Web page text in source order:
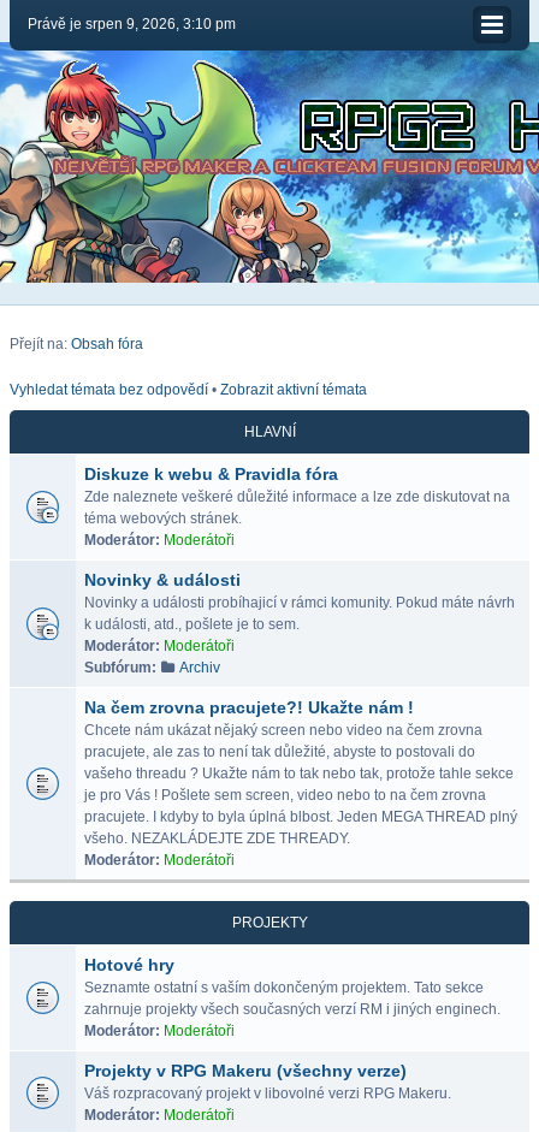
Právě je srpen 9, 2026, 3:10 pm
Přejít na: Obsah fóra
Vyhledat témata bez odpovědí • Zobrazit aktivní témata
HLAVNÍ
Diskuze k webu & Pravidla fóra
Zde naleznete veškeré důležité informace a lze zde diskutovat na
téma webových stránek.
Moderátor: Moderátoři
Novinky & události
Novinky a události probíhajicí v rámci komunity. Pokud máte návrh
k události, atd., pošlete je to sem.
Moderátor: Moderátoři
Subfórum:
Archiv
Na čem zrovna pracujete?! Ukažte nám !
Chcete nám ukázat nějaký screen nebo video na čem zrovna
pracujete, ale zas to není tak důležité, abyste to postovali do
vašeho threadu ? Ukažte nám to tak nebo tak, protože tahle sekce
je pro Vás ! Pošlete sem screen, video nebo to na čem zrovna
pracujete. I kdyby to byla úplná blbost. Jeden MEGA THREAD plný
všeho. NEZAKLÁDEJTE ZDE THREADY.
Moderátor: Moderátoři
PROJEKTY
Hotové hry
Seznamte ostatní s vaším dokončeným projektem. Tato sekce
zahrnuje projekty všech současných verzí RM i jiných enginech.
Moderátor: Moderátoři
Projekty v RPG Makeru (všechny verze)
Váš rozpracovaný projekt v libovolné verzi RPG Makeru.
Moderátor: Moderátoři